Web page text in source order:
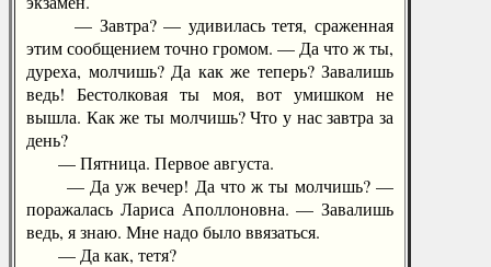
— Завтра? — удивилась тетя, сраженная
этим сообщением точно громом. — Да что ж ты,
дуреха, молчишь? Да как же теперь? Завалишь
ведь! Бестолковая ты моя, вот умишком не
вышла. Как же ты молчишь? Что у нас завтра за
день?
— Пятница. Первое августа.
— Да уж вечер! Да что ж ты молчишь? —
поражалась Лариса Аполлоновна. — Завалишь
ведь, я знаю. Мне надо было ввязаться.
— Да как, тетя?